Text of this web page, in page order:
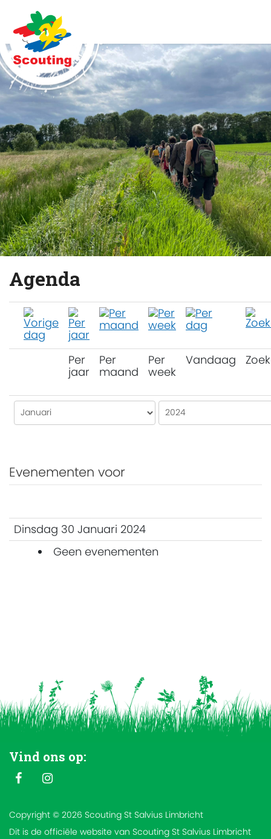
Agenda
Per
jaar
Per
maand
Per
week
Vandaag
Evenementen voor
Dinsdag 30 Januari 2024
Geen evenementen
Vind ons op:
Copyright © 2026 Scouting St Salvius Limbricht
Dit is de officiële website van Scouting St Salvius Limbricht